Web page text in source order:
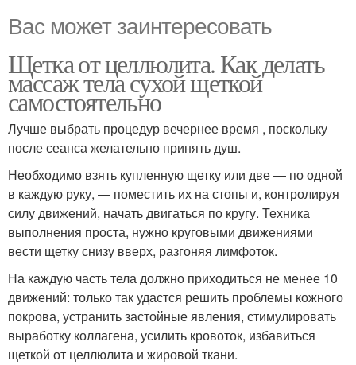
Вас может заинтересовать
Щетка от целлюлита. Как делать
массаж тела сухой щеткой
самостоятельно
Лучше выбрать процедур вечернее время , поскольку
после сеанса желательно принять душ.
Необходимо взять купленную щетку или две — по одной
в каждую руку, — поместить их на стопы и, контролируя
силу движений, начать двигаться по кругу. Техника
выполнения проста, нужно круговыми движениями
вести щетку снизу вверх, разгоняя лимфоток.
На каждую часть тела должно приходиться не менее 10
движений: только так удастся решить проблемы кожного
покрова, устранить застойные явления, стимулировать
выработку коллагена, усилить кровоток, избавиться
щеткой от целлюлита и жировой ткани.